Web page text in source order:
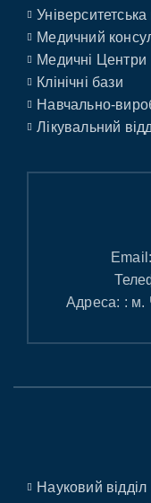
Університетська
Медичний
Медичні Центри
Клінічні бази
Навчально-
Лікувальний
Адреса: : м.
Науковий відділ